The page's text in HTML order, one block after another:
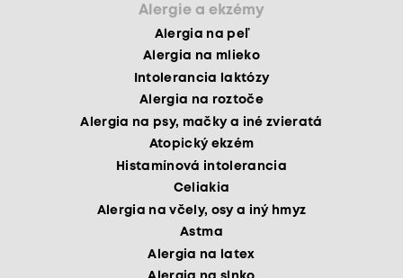
Alergie a ekzémy
Alergia na peľ
Alergia na mlieko
Intolerancia laktózy
Alergia na roztoče
Alergia na psy, mačky a iné zvieratá
Atopický ekzém
Histamínová intolerancia
Celiakia
Alergia na včely, osy a iný hmyz
Astma
Alergia na latex